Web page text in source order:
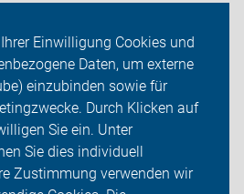
Einwilligung Cookies und
Daten, um externe
einzubinden sowie für
Durch Klicken auf
Sie ein. Unter
Sie dies individuell
Zustimmung verwenden wir